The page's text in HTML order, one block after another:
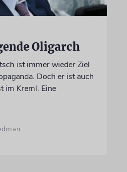
Oligarch
ist immer wieder Ziel
Doch er ist auch
im Kreml. Eine